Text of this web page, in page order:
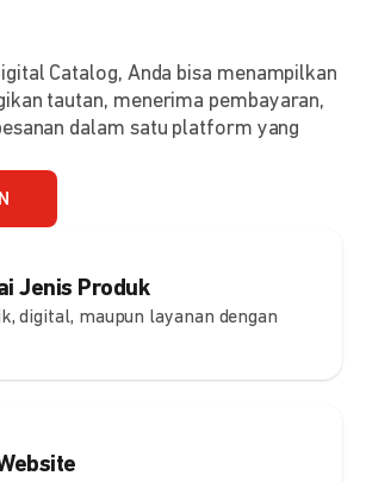
Jenis Produk
digital, maupun layanan dengan
Catalog, Anda bisa menampilkan
tautan, menerima pembayaran,
dalam satu platform yang